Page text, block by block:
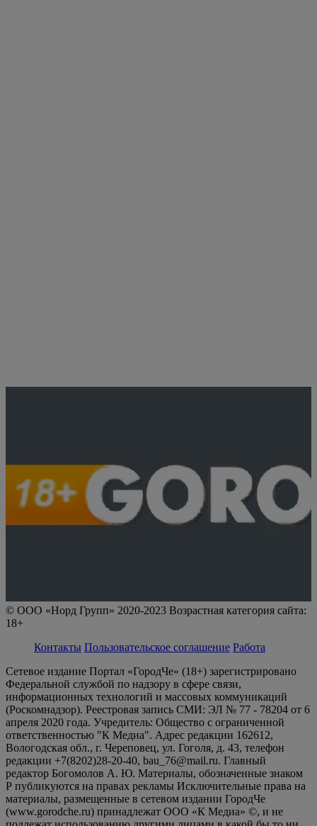
© ООО «Норд Групп» 2020-2023 Возрастная категория сайта:
18+
Контакты Пользовательское соглашение Работа
Сетевое издание Портал «ГородЧе» (18+) зарегистрировано
Федеральной службой по надзору в сфере связи,
информационных технологий и массовых коммуникаций
(Роскомнадзор). Реестровая запись СМИ: ЭЛ № 77 - 78204 от 6
апреля 2020 года. Учредитель: Общество с ограниченной
ответственностью "К Медиа". Адрес редакции 162612,
Вологодская обл., г. Череповец, ул. Гоголя, д. 43, телефон
редакции +7(8202)28-20-40, bau_76@mail.ru. Главный
редактор Богомолов А. Ю. Материалы, обозначенные знаком
Р публикуются на правах рекламы Исключительные права на
материалы, размещенные в сетевом издании ГородЧе
(www.gorodche.ru) принадлежат ООО «К Медиа» ©, и не